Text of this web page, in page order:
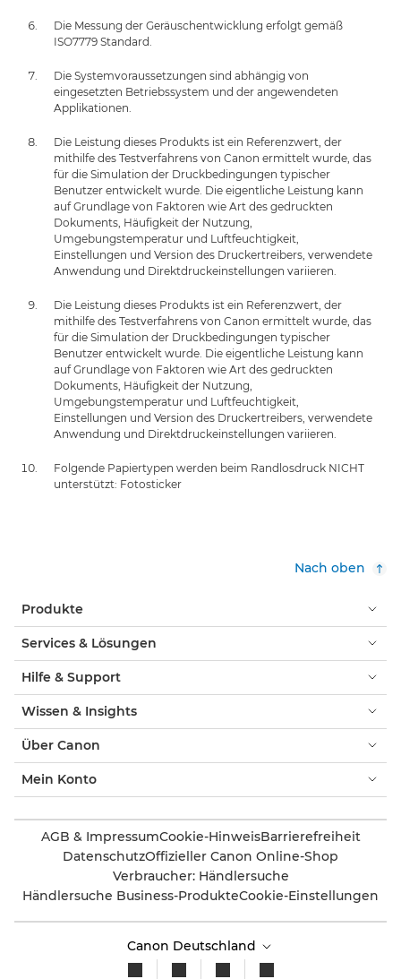
Die Messung der Geräuschentwicklung erfolgt gemäß
ISO7779 Standard.
Die Systemvoraussetzungen sind abhängig von
eingesetzten Betriebssystem und der angewendeten
Applikationen.
Die Leistung dieses Produkts ist ein Referenzwert, der
mithilfe des Testverfahrens von Canon ermittelt wurde, das
für die Simulation der Druckbedingungen typischer
Benutzer entwickelt wurde. Die eigentliche Leistung kann
auf Grundlage von Faktoren wie Art des gedruckten
Dokuments, Häufigkeit der Nutzung,
Umgebungstemperatur und Luftfeuchtigkeit,
Einstellungen und Version des Druckertreibers, verwendete
Anwendung und Direktdruckeinstellungen variieren.
Die Leistung dieses Produkts ist ein Referenzwert, der
mithilfe des Testverfahrens von Canon ermittelt wurde, das
für die Simulation der Druckbedingungen typischer
Benutzer entwickelt wurde. Die eigentliche Leistung kann
auf Grundlage von Faktoren wie Art des gedruckten
Dokuments, Häufigkeit der Nutzung,
Umgebungstemperatur und Luftfeuchtigkeit,
Einstellungen und Version des Druckertreibers, verwendete
Anwendung und Direktdruckeinstellungen variieren.
Folgende Papiertypen werden beim Randlosdruck NICHT
unterstützt: Fotosticker
Nach oben
Produkte
Services & Lösungen
Hilfe & Support
Wissen & Insights
Über Canon
Mein Konto
AGB & ImpressumCookie-HinweisBarrierefreiheit
DatenschutzOffizieller Canon Online-Shop
Verbraucher: Händlersuche
Händlersuche Business-ProdukteCookie-Einstellungen
Canon Deutschland